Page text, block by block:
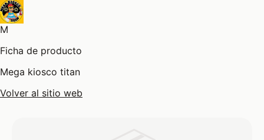
M
Ficha de producto
Mega kiosco titan
Volver al sitio web